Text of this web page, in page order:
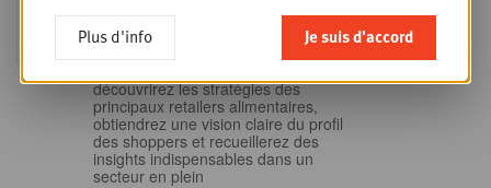
15
Ne manquez pas cette occasion
unique de comprendre en profondeur
découvrirez les stratégies des
principaux retailers alimentaires,
obtiendrez une vision claire du profil
des shoppers et recueillerez des
insights indispensables dans un
secteur en plein
Plus d'info Je suis d'accord